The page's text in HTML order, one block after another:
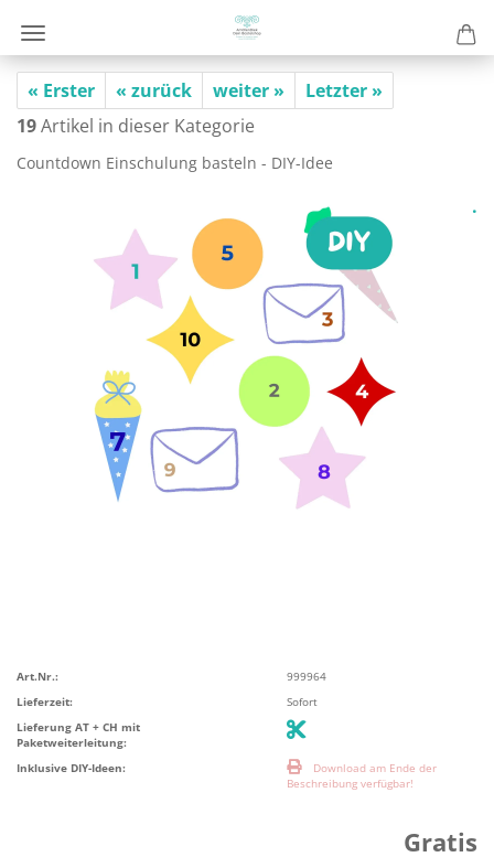
« Erster « zurück weiter »
Letzter »
19Artikel in dieser Kategorie
Count­down Ein­schu­lung bas­teln - DIY-​Idee
.
Art.Nr.:
999964
Lieferzeit:
Sofort
Lieferung AT + CH mit
Paketweiterleitung:
Inklusive DIY-Ideen:
Download am Ende der
Beschreibung verfügbar!
Gratis